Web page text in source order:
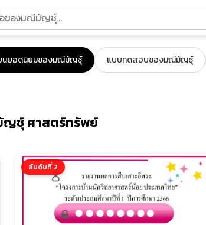
นยอดนิยมของมณีมัญชุ์ แบบทดสอบของมณีมัญชุ์
ชุ์ ศาสตร์ทรัพย์
อันดับที่ 2